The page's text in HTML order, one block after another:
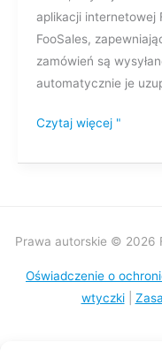
aplikacji internetowej
FooSales,
zamówień są
automatycznie je
Czytaj więcej "
Prawa autorskie © 2026
Oświadczenie o
wtyczki|